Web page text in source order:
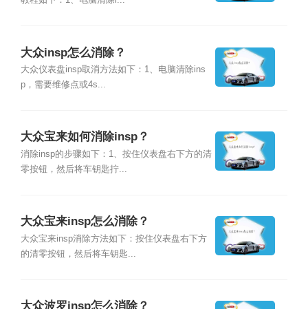
大众insp怎么消除？
大众仪表盘insp取消方法如下：1、电脑清除ins
p，需要维修点或4s...
大众宝来如何消除insp？
消除insp的步骤如下：1、按住仪表盘右下方的清
零按钮，然后将车钥匙拧...
大众宝来insp怎么消除？
大众宝来insp消除方法如下：按住仪表盘右下方
的清零按钮，然后将车钥匙...
大众波罗insp怎么消除？